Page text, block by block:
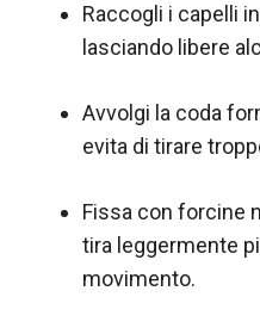
Raccogli i capelli
lasciando libere
Avvolgi la coda
evita di tirare
Fissa con forcine
tira leggermente
movimento.